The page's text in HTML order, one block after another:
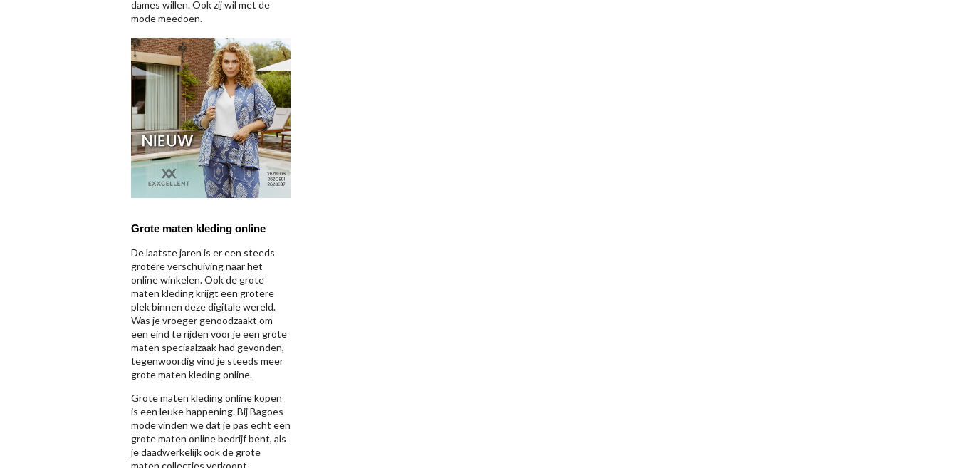
dames willen. Ook zij wil met de
mode meedoen.
Grote maten kleding online
De laatste jaren is er een steeds
grotere verschuiving naar het
online winkelen. Ook de grote
maten kleding krijgt een grotere
plek binnen deze digitale wereld.
Was je vroeger genoodzaakt om
een eind te rijden voor je een grote
maten speciaalzaak had gevonden,
tegenwoordig vind je steeds meer
grote maten kleding online.
Grote maten kleding online kopen
is een leuke happening. Bij Bagoes
mode vinden we dat je pas echt een
grote maten online bedrijf bent, als
je daadwerkelijk ook de grote